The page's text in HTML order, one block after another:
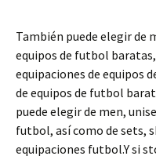
También puede elegir de
equipos de futbol
equipaciones de equipos
de equipos de futbol
puede elegir de men,
futbol, así como de sets,
equipaciones futbol.Y si